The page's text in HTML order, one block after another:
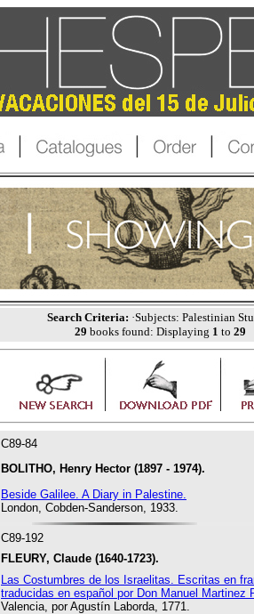
Search Criteria: ·Subjects: Palestinian
29 books found: Displaying 1 to 29
C89-84
BOLITHO, Henry Hector (1897 - 1974).
Beside Galilee. A Diary in Palestine.
London, Cobden-Sanderson, 1933.
C89-192
FLEURY, Claude (1640-1723).
Las Costumbres de los Israelitas. Escritas en
traducidas en español por Don Manuel Martinez
Valencia, por Agustín Laborda, 1771.